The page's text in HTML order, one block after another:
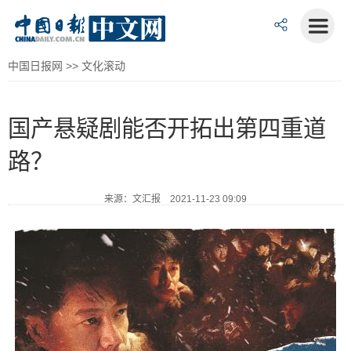
中国日报网 >> 文化滚动
国产悬疑剧能否开拓出第四重道
路？
来源：文汇报 2021-11-23 09:09